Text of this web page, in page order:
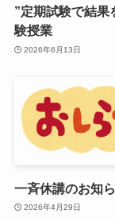
”定期試験で結果
験授業
2026年6月13日
一斉休講のお知
2026年4月29日